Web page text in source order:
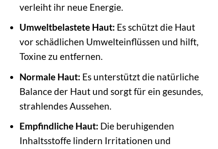
verleiht ihr neue Energie.
Umweltbelastete Haut: Es schützt die Haut
vor schädlichen Umwelteinflüssen und hilft,
Toxine zu entfernen.
Normale Haut: Es unterstützt die natürliche
Balance der Haut und sorgt für ein gesundes,
strahlendes Aussehen.
Empfindliche Haut: Die beruhigenden
Inhaltsstoffe lindern Irritationen und